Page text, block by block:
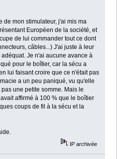
de mon stimulateur, j'ai mis ma
Européen de la société, et
de lui commander tout ce dont
câbles...) J'ai juste à leur
Je n'ai aucune avance à
pour le boîtier, car la sécu a
lui faisant croire que ce n'était pas
a un peu paniqué, vu qu'elle
une petite somme. Mais le
affirmé à 100 % que le boîtier
coups de fil à la sécu et la
IP archivée